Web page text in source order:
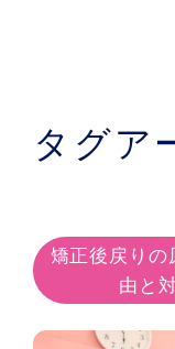
タグア
矯正後戻りの
由と